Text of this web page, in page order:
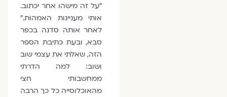
"על זה מישהו אחר יכתוב.
אותי מעניינות האמהוֹת."
לאחר אותה סדנה בכפר
סבא, ובעת כתיבת הספר
הזה, שאלתי את עצמי שוב
ושוב: למה הדרתי
ממחשבותי חצי
מהאוכלוסייה כל כך הרבה